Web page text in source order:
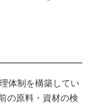
体制を構築してい
の原料・資材の検